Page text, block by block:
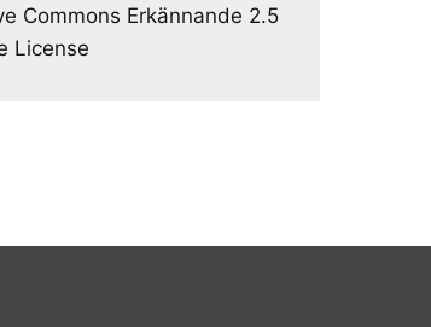
Commons Erkännande 2.5
License